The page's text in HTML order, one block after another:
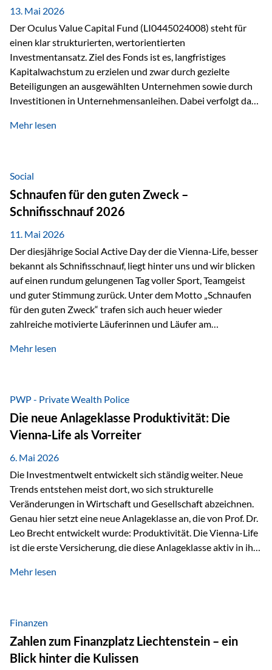
Gerade in…
13. Mai 2026
Der Oculus Value Capital Fund (LI0445024008) steht für
einen klar strukturierten, wertorientierten
Investmentansatz. Ziel des Fonds ist es, langfristiges
Kapitalwachstum zu erzielen und zwar durch gezielte
Beteiligungen an ausgewählten Unternehmen sowie durch
Investitionen in Unternehmensanleihen. Dabei verfolgt das
Marktbewegungen stehen im Fokus, sondern die
innerhalb der Private Wealth Police der Vienna-Life steht
der Oculus Value Capital Fund für einen langfristig
orientierten Value-Investing-Ansatz mit Fokus auf
fundamentale Unternehmensanalyse und nachhaltige
Wertentwicklung. Der Investmentansatz: Value Investing
mit Weitblick Im Zentrum steht ein…
Mehr lesen
Social
Schnaufen für den guten Zweck –
Schnifisschnauf 2026
11. Mai 2026
Der diesjährige Social Active Day der die Vienna-Life, besser
bekannt als Schnifisschnauf, liegt hinter uns und wir blicken
auf einen rundum gelungenen Tag voller Sport, Teamgeist
und guter Stimmung zurück. Unter dem Motto „Schnaufen
für den guten Zweck“ trafen sich auch heuer wieder
zahlreiche motivierte Läuferinnen und Läufer am
Höchstleistungen für einen guten Zweck zu erbringen. Mit
Mäder gesammelt werden konnten. Die anspruchsvolle
Strecke mit rund 4,8 Kilometern und 680 Höhenmetern
stellte die Teilnehmerinnen und Teilnehmer vor eine
sportliche Herausforderung. Doch…
Mehr lesen
PWP - Private Wealth Police
Die neue Anlageklasse Produktivität: Die
Vienna-Life als Vorreiter
6. Mai 2026
Die Investmentwelt entwickelt sich ständig weiter. Neue
Trends entstehen meist dort, wo sich strukturelle
Veränderungen in Wirtschaft und Gesellschaft abzeichnen.
Genau hier setzt eine neue Anlageklasse an, die von Prof. Dr.
Leo Brecht entwickelt wurde: Produktivität. Die Vienna-Life
ist die erste Versicherung, die diese Anlageklasse aktiv in ihre
Vorreiter. Warum auf das Thema Produktivität setzen? Die
Wirtschaftswachstum, verändern die Spielregeln für
Investoren. Produktivität adressiert genau diese
Herausforderungen, da wirtschaftliches Wachstum
langfristig durch Produktivitätssteigerung entsteht, also
Mehr lesen
Finanzen
Zahlen zum Finanzplatz Liechtenstein – ein
Blick hinter die Kulissen